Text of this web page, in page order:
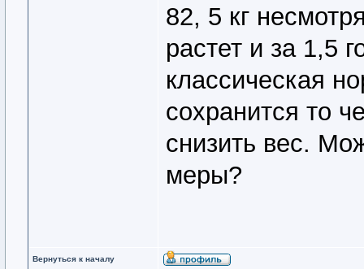
82, 5 кг
растет и за 1,5
классическая
сохранится то
снизить вес.
меры?
Вернуться к началу